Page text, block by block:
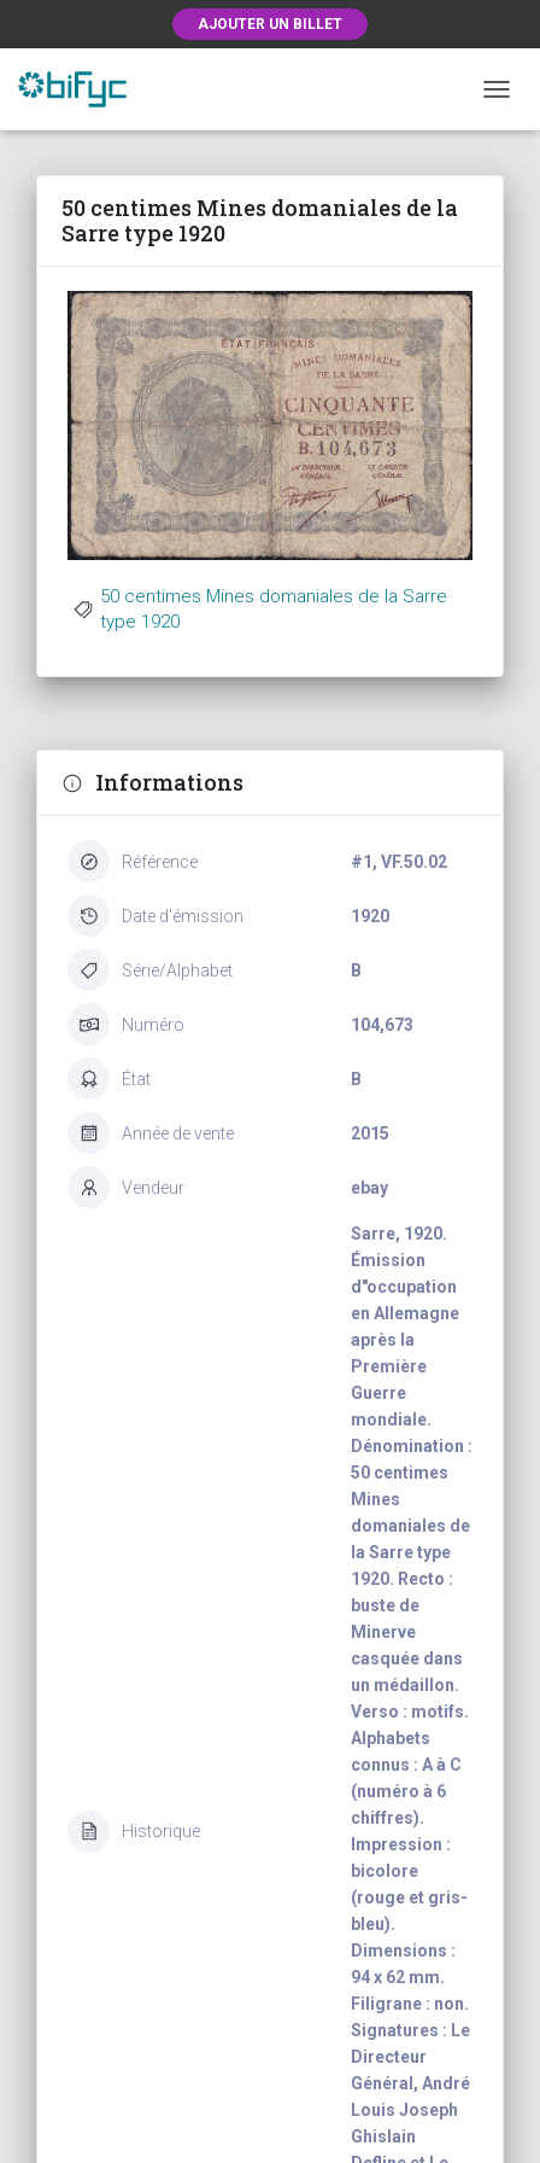
AJOUTER UN BILLET
50 centimes Mines domaniales de la
Sarre type 1920
50 centimes Mines domaniales de la Sarre
type 1920
Informations
Référence #1, VF.50.02
Date d'émission 1920
Série/Alphabet B
Numéro 104,673
État B
Année de vente 2015
Vendeur ebay
Historique
Sarre, 1920.
Émission
d"occupation
en Allemagne
après la
Première
Guerre
mondiale.
Dénomination :
50 centimes
Mines
domaniales de
la Sarre type
1920. Recto :
buste de
Minerve
casquée dans
un médaillon.
Verso : motifs.
Alphabets
connus : A à C
(numéro à 6
chiffres).
Impression :
bicolore
(rouge et gris-
bleu).
Dimensions :
94 x 62 mm.
Filigrane : non.
Signatures : Le
Directeur
Général, André
Louis Joseph
Ghislain